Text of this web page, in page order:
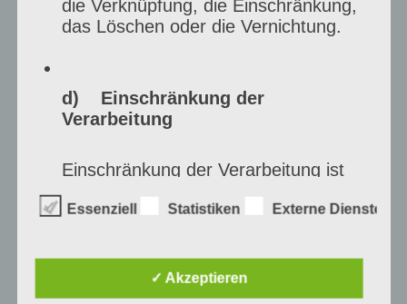
Interviewfragen an den jeweiligen
Künstler. Bei der Künstlerbörse am 27. und
28. Juni 2026 kann man die…
Kunstprojekt
Künstlerportraits
Viersen:
weiterlesen
die Verknüpfung, die Einschränkung,
das Löschen oder die Vernichtung.
d) Einschränkung der
Verarbeitung
Einschränkung der Verarbeitung ist
die Markierung gespeicherter
personenbezogener Daten mit dem
einzuschränken.
Essenziell Statistiken Externe Dienste
✓ Akzeptieren